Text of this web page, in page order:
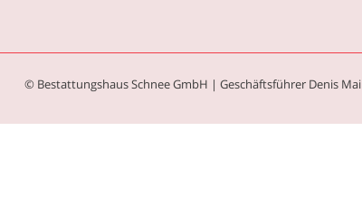
© Bestattungshaus Schnee GmbH | Geschäftsführer Denis Mai